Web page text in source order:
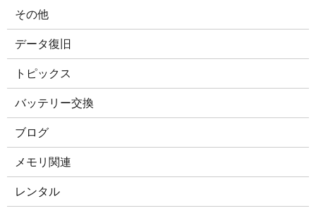
その他
データ復旧
トピックス
バッテリー交換
ブログ
メモリ関連
レンタル